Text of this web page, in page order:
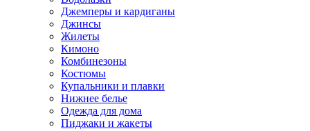
Джемперы и кардиганы
Джинсы
Жилеты
Кимоно
Комбинезоны
Костюмы
Купальники и плавки
Нижнее белье
Одежда для дома
Пиджаки и жакеты